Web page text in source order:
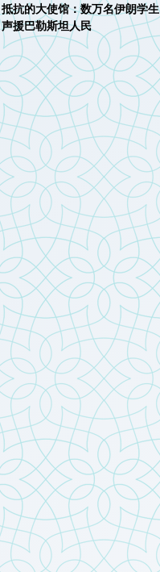
抵抗的大使馆：数万名伊朗学生
声援巴勒斯坦人民